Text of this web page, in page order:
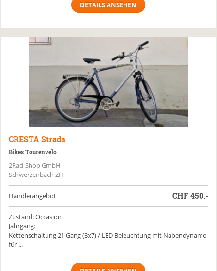
DETAILS ANSEHEN
CRESTA Strada
Bikes Tourenvelo
2Rad-Shop GmbH
Schwerzenbach ZH
Händlerangebot CHF450.-
Zustand: Occasion
Jahrgang:
Kettenschaltung 21 Gang (3x7) / LED Beleuchtung mit Nabendynamo
für ...